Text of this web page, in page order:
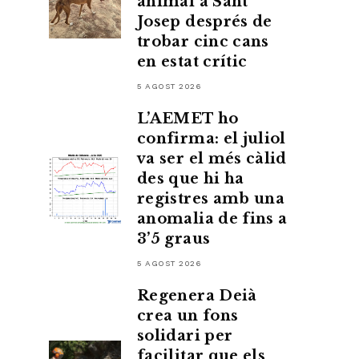
Josep després de
trobar cinc cans
en estat crític
5 AGOST 2026
L’AEMET ho
confirma: el juliol
va ser el més càlid
des que hi ha
registres amb una
anomalia de fins a
3’5 graus
5 AGOST 2026
Regenera Deià
crea un fons
solidari per